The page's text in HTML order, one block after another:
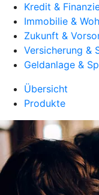
Kredit &
Immobilie &
Zukunft &
Versicherung &
Geldanlage &
Übersicht
Produkte